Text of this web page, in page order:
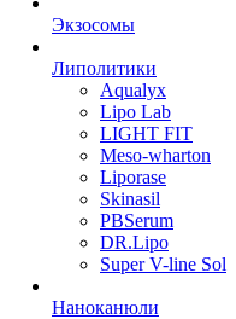
Экзосомы
Липолитики
Aqualyx
Lipo Lab
LIGHT FIT
Meso-wharton
Liporase
Skinasil
PBSerum
DR.Lipo
Super V-line Sol
Наноканюли